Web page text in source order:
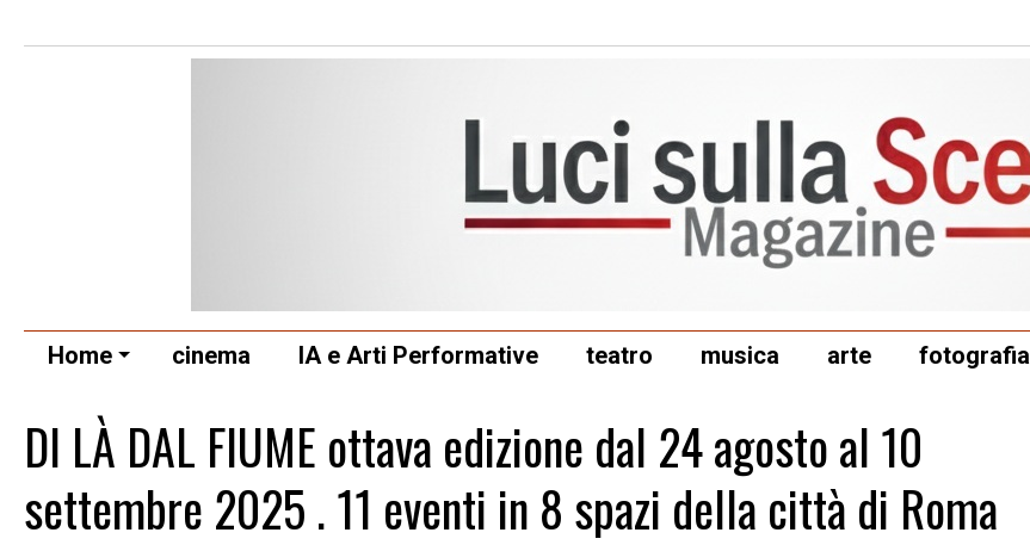
Home cinema IA e Arti Performative teatro musica arte fotografia
DI LÀ DAL FIUME ottava edizione dal 24 agosto al 10
settembre 2025 . 11 eventi in 8 spazi della città di Roma